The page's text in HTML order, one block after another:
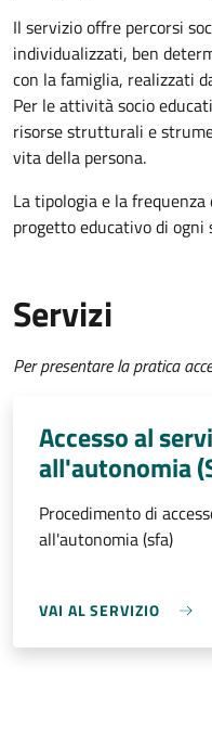
Il servizio offre percorsi
individualizzati, ben
con la famiglia, realizzati
Per le attività socio
risorse strutturali e
vita della persona.
La tipologia e la
progetto educativo di ogni
Servizi
Per presentare la pratica
Accesso al
all'autonomia
Procedimento di
all'autonomia (sfa)
VAI AL SERVIZIO